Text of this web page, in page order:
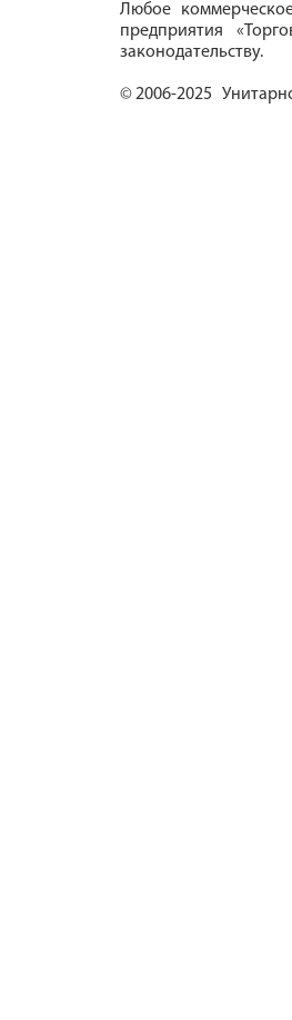
Любое
предприятия
законодательству.
© 2006-2025